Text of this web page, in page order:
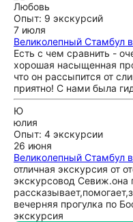
Любовь
Опыт: 9 экскурсий
7 июля
Великолепный Стамбул
Есть с чем сравнить -
хорошая насыщенная
что он рассыпится от
приятно! С нами была
Ю
юлия
Опыт: 4 экскурсии
26 июня
Великолепный Стамбул
отличная экскурсия от
экскурсовод Севиж.она
вечерняя прогулка по
экскурсия